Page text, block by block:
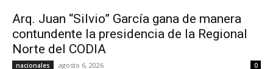
Arq. Juan “Silvio” García gana de manera
contundente la presidencia de la Regional
Norte del CODIA
nacionales agosto 6, 2026 0